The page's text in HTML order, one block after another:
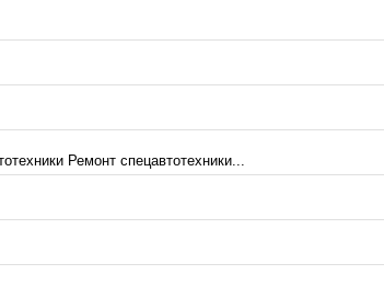
Ремонт спецавтотехники...